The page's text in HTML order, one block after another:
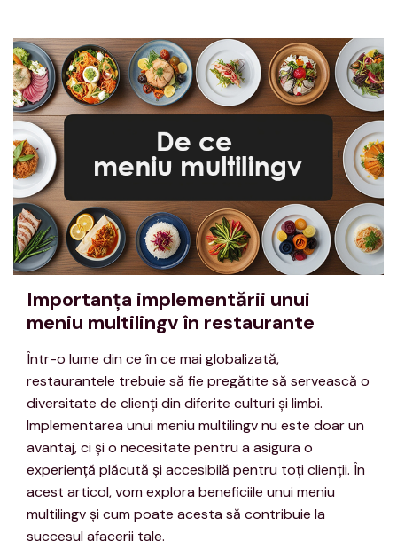
Importanța implementării unui
meniu multilingv în restaurante
Într-o lume din ce în ce mai globalizată,
restaurantele trebuie să fie pregătite să servească o
diversitate de clienți din diferite culturi și limbi.
Implementarea unui meniu multilingv nu este doar un
avantaj, ci și o necesitate pentru a asigura o
experiență plăcută și accesibilă pentru toți clienții. În
acest articol, vom explora beneficiile unui meniu
multilingv și cum poate acesta să contribuie la
succesul afacerii tale.